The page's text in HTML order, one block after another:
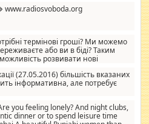
www.radiosvoboda.org
термінові гроші? Ми можемо
або ви в біді? Таким
розвивати нові
дати їм шанс. Кожен
оскільки влада не зможе, вони
нас нема багато суми, і зрілість
і нічого іншого. Не чекайте і не
яку ви хочете подати, і ми
(27.05.2016) більшість вказаних
інформативна, але потребує
you feeling lonely? And night clubs,
dinner or to spend leisure time